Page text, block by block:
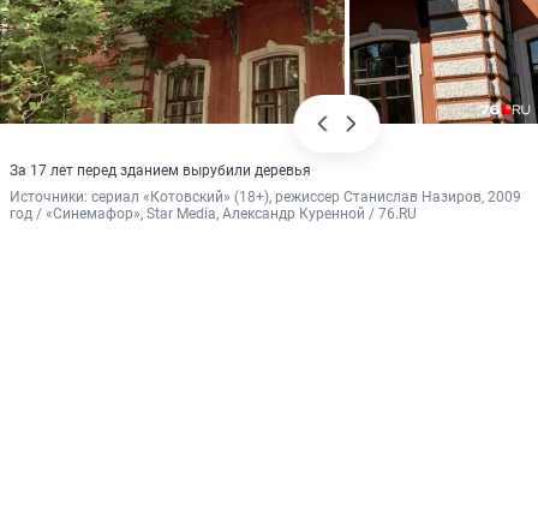
За 17 лет перед зданием вырубили деревья
Источники: сериал «Котовский» (18+), режиссер Станислав Назиров, 2009
год / «Синемафор», Star Media, Александр Куренной / 76.RU